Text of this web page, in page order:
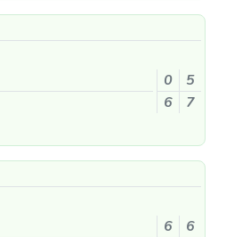
0
5
6
7
6
6